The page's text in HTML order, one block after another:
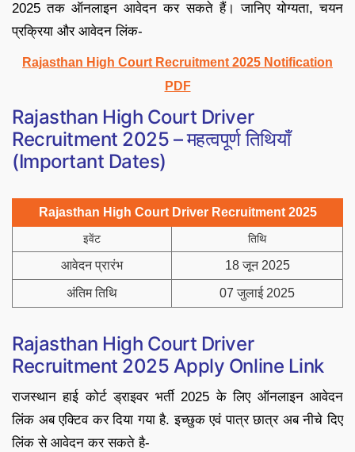
2025 तक ऑनलाइन आवेदन कर सकते हैं। जानिए योग्यता, चयन
प्रक्रिया और आवेदन लिंक-
Rajasthan High Court Recruitment 2025 Notification
PDF
Rajasthan High Court Driver
Recruitment 2025 – महत्वपूर्ण तिथियाँ
(Important Dates)
Rajasthan High Court Driver Recruitment 2025
इवेंट तिथि
आवेदन प्रारंभ 18 जून 2025
अंतिम तिथि 07 जुलाई 2025
Rajasthan High Court Driver
Recruitment 2025 Apply Online Link
राजस्थान हाई कोर्ट ड्राइवर भर्ती 2025 के लिए ऑनलाइन आवेदन
लिंक अब एक्टिव कर दिया गया है. इच्छुक एवं पात्र छात्र अब नीचे दिए
लिंक से आवेदन कर सकते है-